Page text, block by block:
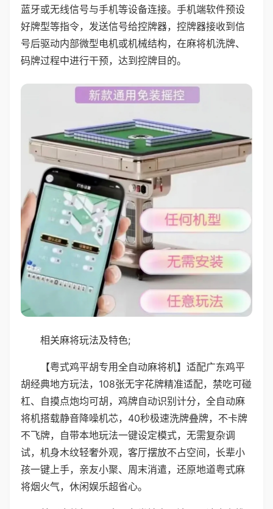
蓝牙或无线信号与手机等设备连接。手机端软件预设
好牌型等指令，发送信号给控牌器，控牌器接收到信
号后驱动内部微型电机或机械结构，在麻将机洗牌、
码牌过程中进行干预，达到控牌目的。
相关麻将玩法及特色;
【粤式鸡平胡专用全自动麻将机】适配广东鸡平
胡经典地方玩法，108张无字花牌精准适配，禁吃可碰
杠、自摸点炮均可胡，鸡牌自动识别计分，全自动麻
将机搭载静音降噪机芯，40秒极速洗牌叠牌，不卡牌
不飞牌，自带本地玩法一键设定模式，无需复杂调
试，机身木纹轻奢外观，客厅摆放不占空间，长辈小
孩一键上手，亲友小聚、周末消遣，还原地道粤式麻
将烟火气，休闲娱乐超省心。